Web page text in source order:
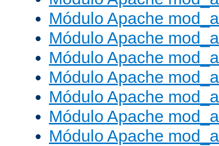
Módulo Apache
Módulo Apache
Módulo Apache
Módulo Apache
Módulo Apache
Módulo Apache
Módulo Apache